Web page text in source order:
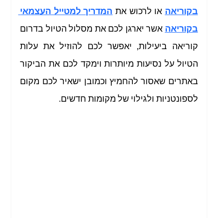
בקוריאה או לרכוש את
בקוריאה
קוריאה ביעילות, יאפשר לכם להוזיל את עלות
הטיול על נסיעות מיותרות וימקד לכם את הביקור
לספונטניות ולגילוי של מקומות חדשים.